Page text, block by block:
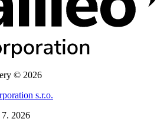
© 2026
s.r.o.
7. 2026